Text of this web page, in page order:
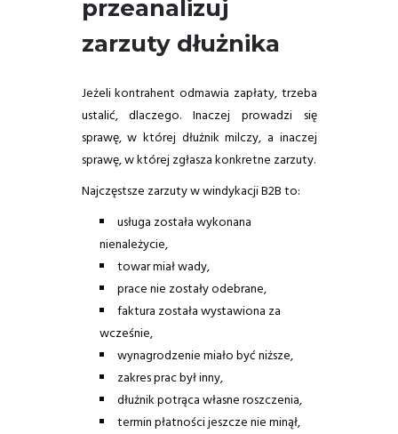
przeanalizuj
zarzuty dłużnika
Jeżeli kontrahent odmawia zapłaty, trzeba
ustalić, dlaczego. Inaczej prowadzi się
sprawę, w której dłużnik milczy, a inaczej
sprawę, w której zgłasza konkretne zarzuty.
Najczęstsze zarzuty w windykacji B2B to:
usługa została wykonana
nienależycie,
towar miał wady,
prace nie zostały odebrane,
faktura została wystawiona za
wcześnie,
wynagrodzenie miało być niższe,
zakres prac był inny,
dłużnik potrąca własne roszczenia,
termin płatności jeszcze nie minął,